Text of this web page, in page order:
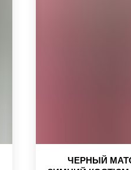
ЧЕРНЫЙ